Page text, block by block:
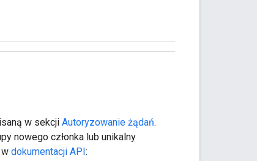
w sekcji Autoryzowanie żądań.
nowego członka lub unikalny
dokumentacji API: